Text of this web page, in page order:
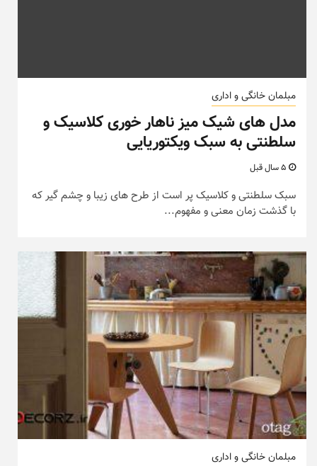
مبلمان خانگی و اداری
مدل های شیک میز ناهار خوری کلاسیک و
سلطنتی به سبک ویکتوریایی
سبک سلطنتی و کلاسیک پر است از طرح های زیبا و چشم گیر که
با گذشت زمان معنی و مفهوم...
مبلمان خانگی و اداری